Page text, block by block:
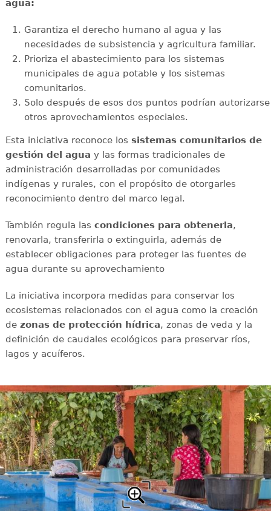
agua:
Garantiza el derecho humano al agua y las
necesidades de subsistencia y agricultura familiar.
Prioriza el abastecimiento para los sistemas
municipales de agua potable y los sistemas
comunitarios.
Solo después de esos dos puntos podrían autorizarse
otros aprovechamientos especiales.
Esta iniciativa reconoce los sistemas comunitarios de
gestión del agua y las formas tradicionales de
administración desarrolladas por comunidades
indígenas y rurales, con el propósito de otorgarles
reconocimiento dentro del marco legal.
También regula las condiciones para obtenerla,
renovarla, transferirla o extinguirla, además de
establecer obligaciones para proteger las fuentes de
agua durante su aprovechamiento
La iniciativa incorpora medidas para conservar los
ecosistemas relacionados con el agua como la creación
de zonas de protección hídrica, zonas de veda y la
definición de caudales ecológicos para preservar ríos,
lagos y acuíferos.